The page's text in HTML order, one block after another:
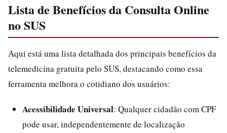
Lista de Benefícios da Consulta Online
no SUS
Aqui está uma lista detalhada dos principais benefícios da
telemedicina gratuita pelo SUS, destacando como essa
ferramenta melhora o cotidiano dos usuários:
Acessibilidade Universal: Qualquer cidadão com CPF
pode usar, independentemente de localização